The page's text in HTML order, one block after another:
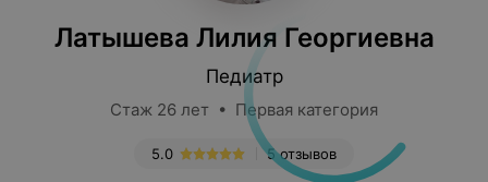
Латышева Лилия Георгиевна
Педиатр
Стаж 26 лет • Первая категория
5 отзывов
5.0